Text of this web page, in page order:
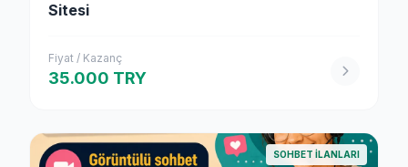
Sitesi
Fiyat / Kazanç
35.000 TRY
SOHBET İLANLARI